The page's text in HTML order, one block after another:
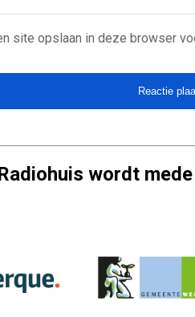
site opslaan in deze browser
wordt